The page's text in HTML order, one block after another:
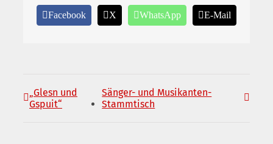
Facebook X WhatsApp E-Mail
„Glesn und
Gspuit“
Sänger- und Musikanten-
Stammtisch